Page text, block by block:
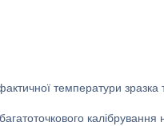
температури зразка